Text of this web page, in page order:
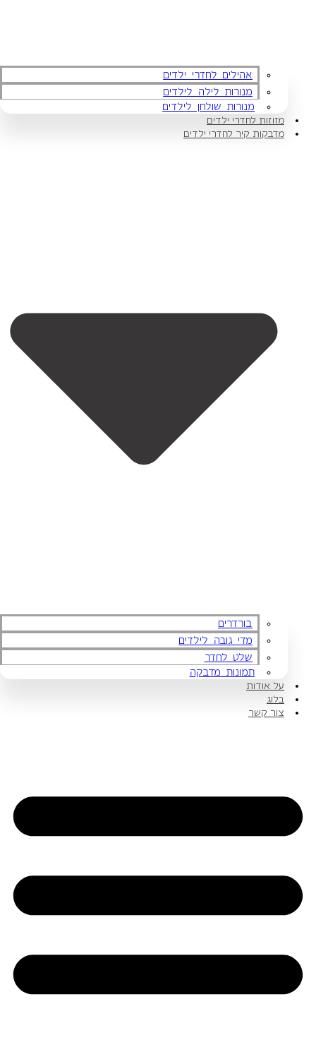
אהילים לחדרי ילדים
מנורות לילה לילדים
מנורות שולחן לילדים
מזוזות לחדרי ילדים
מדבקות קיר לחדרי ילדים
בורדרים
מדי גובה לילדים
שלט לחדר
תמונות מדבקה
על אודות
בלוג
צור קשר